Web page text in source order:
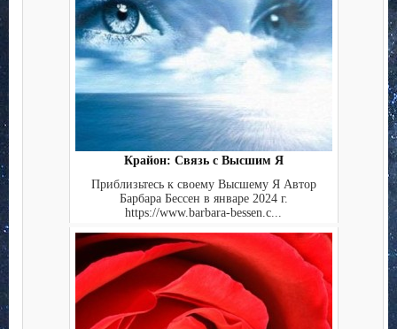
Крайон: Связь с Высшим Я
Приблизьтесь к своему Высшему Я Автор
Барбара Бессен в январе 2024 г.
https://www.barbara-bessen.c...